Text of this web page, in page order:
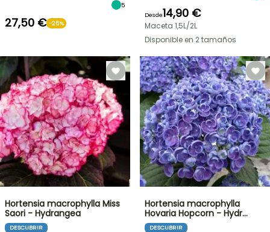
5
27,50 € -25%
Desde14,90 €
Maceta 1,5L/2L
Disponible en 2 tamaños
Hortensia macrophylla Miss
Saori - Hydrangea
DESCUBRIR
Hortensia macrophylla
Hovaria Hopcorn - Hydr…
DESCUBRIR